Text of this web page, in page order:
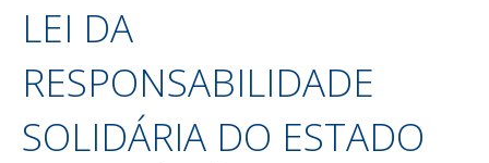
LEI DA
RESPONSABILIDADE
SOLIDÁRIA DO ESTADO